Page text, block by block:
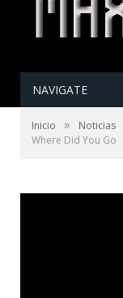
NAVIGATE
Inicio » Noticias
Where Did You Go